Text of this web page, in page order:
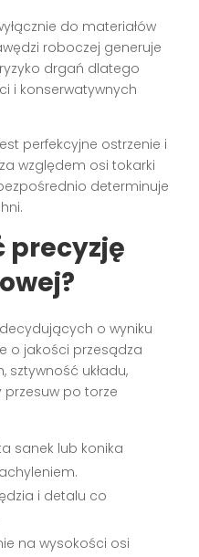
do materiałów
roboczej generuje
drgań dlatego
i konserwatywnych
perfekcyjne ostrzenie i
względem osi tokarki
determinuje
precyzję
o wyniku
o jakości przesądza
układu,
po torze
sanek lub konika
i detalu co
na wysokości osi